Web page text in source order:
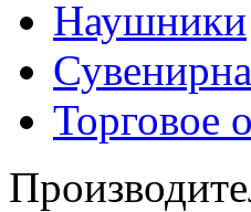
Наушники
Торговое